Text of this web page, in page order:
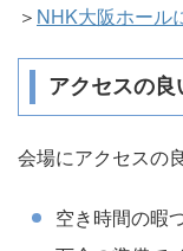
＞ NHK大阪ホール
アクセスの良
会場にアクセスの
空き時間の暇